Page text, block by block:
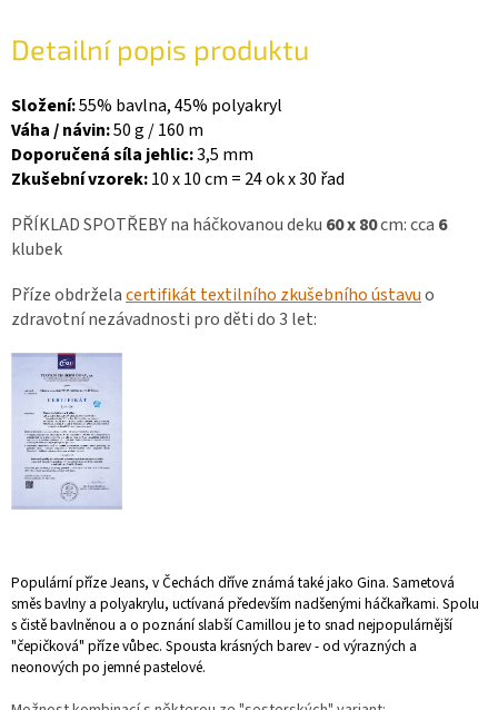
Detailní popis produktu
Složení:55% bavlna, 45% polyakryl
Váha / návin:50 g / 160 m
Doporučená síla jehlic:3,5 mm
Zkušební vzorek:10 x 10 cm = 24 ok x 30 řad
PŘÍKLAD SPOTŘEBY na háčkovanou deku 60 x 80cm:cca 6
klubek
Příze obdrželacertifikát textilního zkušebního ústavuo
zdravotní nezávadnosti pro děti do 3 let:
Populární příze Jeans, v Čechách dříve známá také jako Gina. Sametová
směs bavlny a polyakrylu, uctívaná především nadšenými háčkařkami. Spolu
s čistě bavlněnou a o poznání slabší Camillou je to snad nejpopulárnější
"čepičková" příze vůbec. Spousta krásných barev - od výrazných a
neonových po jemné pastelové.